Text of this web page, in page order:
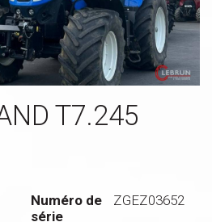
T7.245
Numéro de
série
ZGEZ03652